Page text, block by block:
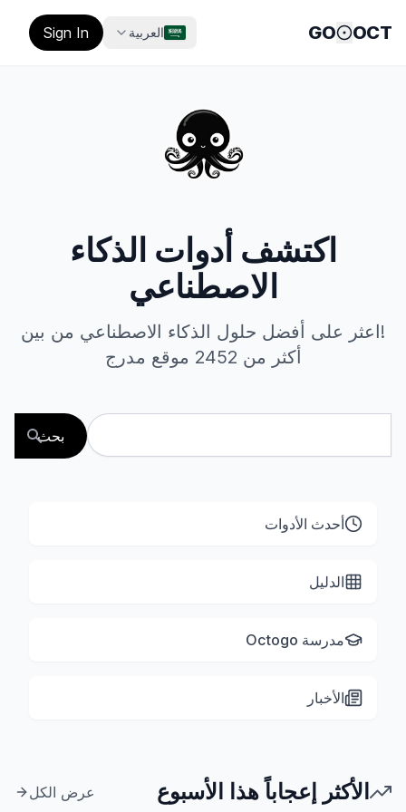
OCT
GO العربية Sign In
اكتشف أدوات الذكاء
الاصطناعي
!اعثر على أفضل حلول الذكاء الاصطناعي من بين
أكثر من 2452 موقع مدرج
بحث
أحدث الأدوات
الدليل
مدرسة Octogo
الأخبار
الأكثر إعجاباً هذا الأسبوع عرض الكل